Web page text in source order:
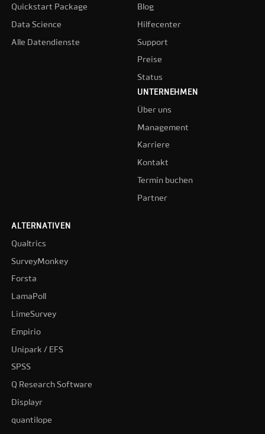
Quickstart Package
Data Science
Alle Datendienste
Blog
Hilfecenter
Support
Preise
Status
UNTERNEHMEN
Über uns
Management
Karriere
Kontakt
Termin buchen
Partner
ALTERNATIVEN
Qualtrics
SurveyMonkey
Forsta
LamaPoll
LimeSurvey
Empirio
Unipark / EFS
SPSS
Q Research Software
Displayr
quantilope